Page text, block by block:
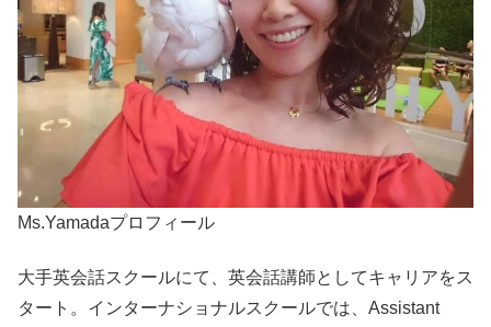
Ms.Yamadaプロフィール
大手英会話スクールにて、英会話講師としてキャリアをス
タート。インターナショナルスクールでは、Assistant